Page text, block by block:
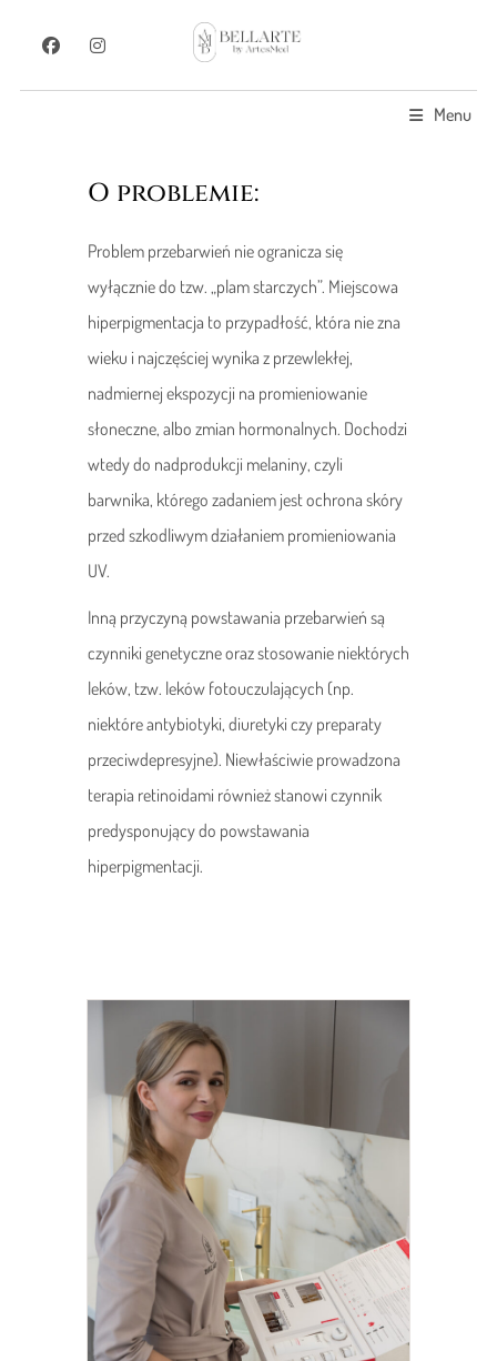
Menu
O problemie:
Problem przebarwień nie ogranicza się
wyłącznie do tzw. „plam starczych”. Miejscowa
hiperpigmentacja to przypadłość, która nie zna
wieku i najczęściej wynika z przewlekłej,
nadmiernej ekspozycji na promieniowanie
słoneczne, albo zmian hormonalnych. Dochodzi
wtedy do nadprodukcji melaniny, czyli
barwnika, którego zadaniem jest ochrona skóry
przed szkodliwym działaniem promieniowania
UV.
Inną przyczyną powstawania przebarwień są
czynniki genetyczne oraz stosowanie niektórych
leków, tzw. leków fotouczulających (np.
niektóre antybiotyki, diuretyki czy preparaty
przeciwdepresyjne). Niewłaściwie prowadzona
terapia retinoidami również stanowi czynnik
predysponujący do powstawania
hiperpigmentacji.